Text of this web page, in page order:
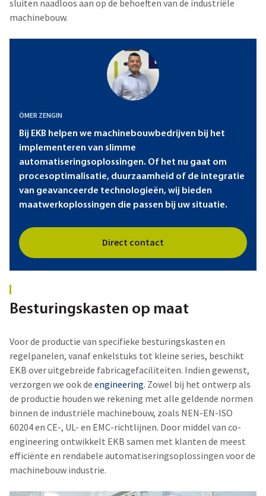
sluiten naadloos aan op de behoeften van de industriële
machinebouw.
ÖMER ZENGIN
Bij EKB helpen we machinebouwbedrijven bij het
implementeren van slimme
automatiseringsoplossingen. Of het nu gaat om
procesoptimalisatie, duurzaamheid of de integratie
van geavanceerde technologieën, wij bieden
maatwerkoplossingen die passen bij uw situatie.
Direct contact
Besturingskasten op maat
Voor de productie van specifieke besturingskasten en
regelpanelen, vanaf enkelstuks tot kleine series, beschikt
EKB over uitgebreide fabricagefaciliteiten. Indien gewenst,
verzorgen we ook de engineering. Zowel bij het ontwerp als
de productie houden we rekening met alle geldende normen
binnen de industriële machinebouw, zoals NEN-EN-ISO
60204 en CE-, UL- en EMC-richtlijnen. Door middel van co-
engineering ontwikkelt EKB samen met klanten de meest
efficiënte en rendabele automatiseringsoplossingen voor de
machinebouw industrie.